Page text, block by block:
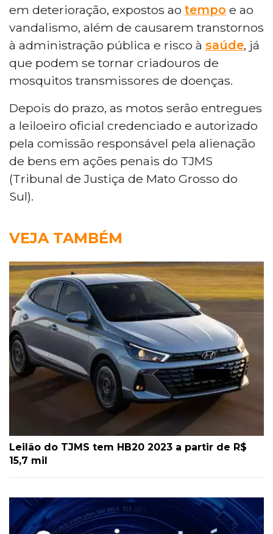
em deterioração, expostos ao tempo e ao
vandalismo, além de causarem transtornos
à administração pública e risco à saúde, já
que podem se tornar criadouros de
mosquitos transmissores de doenças.
Depois do prazo, as motos serão entregues
a leiloeiro oficial credenciado e autorizado
pela comissão responsável pela alienação
de bens em ações penais do TJMS
(Tribunal de Justiça de Mato Grosso do
Sul).
VEJA TAMBÉM
Leilão do TJMS tem HB20 2023 a partir de R$
15,7 mil